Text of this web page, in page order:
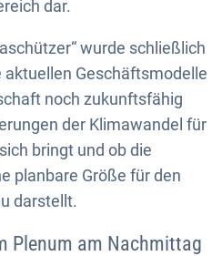
dar.
wurde schließlich
Geschäftsmodelle
noch zukunftsfähig
der Klimawandel für
bringt und ob die
planbare Größe für den
darstellt.
Plenum am Nachmittag